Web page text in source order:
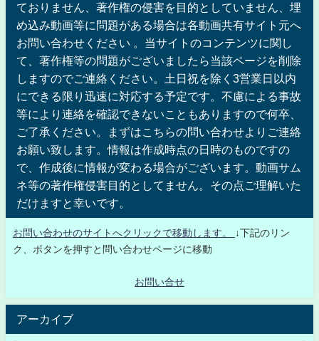
ておりません、著作権の侵害を目的としていません、埋
め込み動画等に問題がある場合は各動画共有サイト元へ
お問い合わせください 。当サイトのコンテンツに関し
て、著作権等の問題がございましたら当該ページを削除
しますのでご連絡ください。土日祝を除く3営業日以内
にできる限り迅速に対応する予定です。不慮による事故
等により連絡を確認できないこともありますので何卒、
ご了承ください。まずはこちらの問い合わせよりご連絡
お願い致します。情報は作成時点の日時のものですの
で、作成後に情報が変わる場合がございます。動画サム
ネ等の著作権侵害目的としてません。その点ご理解いた
だけますと幸いです。
お問い合わせのサイトへクリックで移動します。
↓下記のリン
ク、ボタンを押すと問い合わせページに移動
お問い合せ
アーカイブ